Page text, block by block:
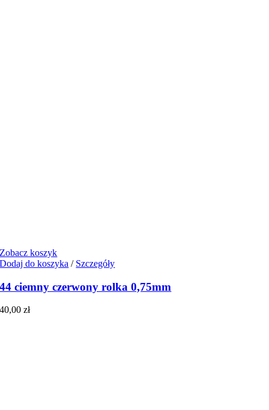
Zobacz koszyk
Dodaj do koszyka / Szczegóły
44 ciemny czerwony rolka 0,75mm
40,00zł